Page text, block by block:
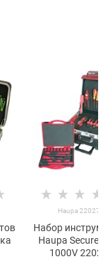
Haupa
Набор
Haupa Secure
1000V